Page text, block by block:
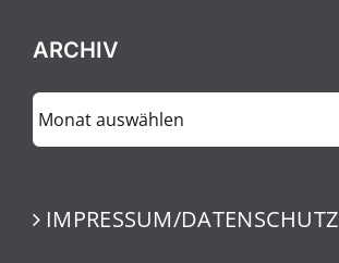
ARCHIV
ARCHIV
IMPRESSUM/DATENSCHUTZ